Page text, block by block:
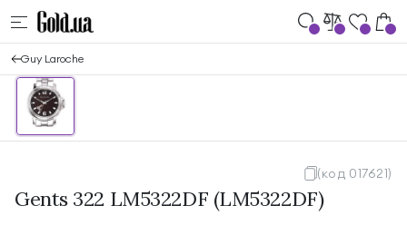
Guy Laroche
(код 017621)
Gents 322 LM5322DF (LM5322DF)